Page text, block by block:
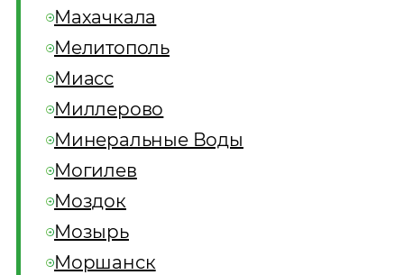
Махачкала
Мелитополь
Миасс
Миллерово
Минеральные Воды
Могилев
Моздок
Мозырь
Моршанск